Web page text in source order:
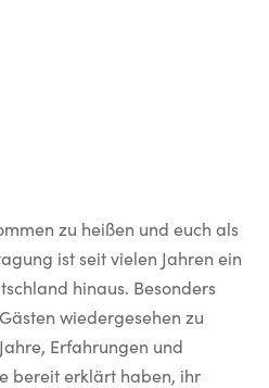
zu heißen und euch als
ist seit vielen Jahren ein
hinaus. Besonders
wiedergesehen zu
Erfahrungen und
bereit erklärt haben, ihr